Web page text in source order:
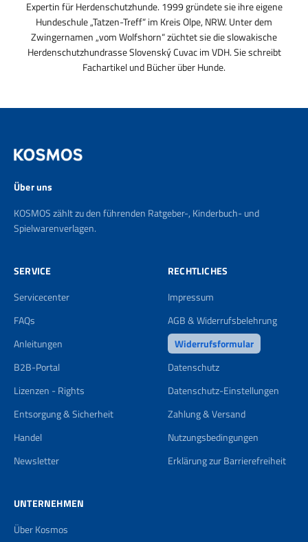
Expertin für Herdenschutzhunde. 1999 gründete sie ihre eigene
Hundeschule „Tatzen-Treff“ im Kreis Olpe, NRW. Unter dem
Zwingernamen „vom Wolfshorn“ züchtet sie die slowakische
Herdenschutzhundrasse Slovenský Cuvac im VDH. Sie schreibt
Fachartikel und Bücher über Hunde.
Über uns
KOSMOS zählt zu den führenden Ratgeber-, Kinderbuch- und
Spielwarenverlagen.
SERVICE
Servicecenter
FAQs
Anleitungen
B2B-Portal
Lizenzen - Rights
Entsorgung & Sicherheit
Handel
Newsletter
RECHTLICHES
Impressum
AGB & Widerrufsbelehrung
Widerrufsformular
Datenschutz
Datenschutz-Einstellungen
Zahlung & Versand
Nutzungsbedingungen
Erklärung zur Barrierefreiheit
UNTERNEHMEN
Über Kosmos